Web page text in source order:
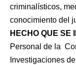
criminalísticos,
conocimiento del
HECHO QUE SE
Personal de la
Investigaciones